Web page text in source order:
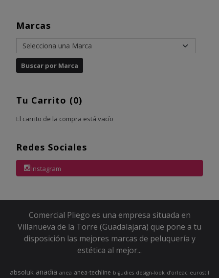
Marcas
Tu Carrito (0)
El carrito de la compra está vacío
Redes Sociales
Instagram
Comercial Pliego es una empresa situada en
Villanueva de la Torre (Guadalajara) que pone a tu
disposición las mejores marcas de peluquería y
estética al mejor...
absoluk anadia anea anea-techline bigudies design-look d’orleac eurostil